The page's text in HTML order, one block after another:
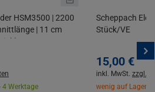
HSM3500 | 2200
| 11 cm
inkl.
4 Werktage
Scheppach
Stück/VE
15,00 €
inkl. MwSt. zzgl.
wenig auf Lager |